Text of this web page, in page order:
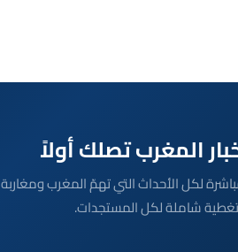
لكم متابعة مباشرة لكل الأحداث التي تهمّ المغرب ومغاربة
شاملة لكل المستجدات.